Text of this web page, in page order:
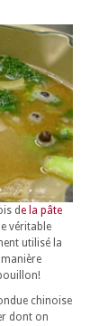
de la pâte
véritable
utilisé la
chinoise
dont on